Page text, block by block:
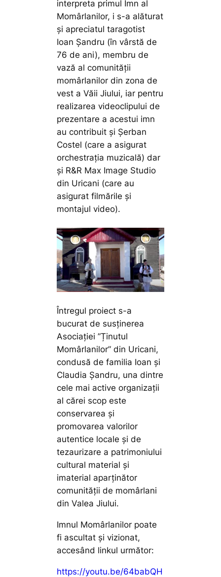
interpreta primul Imn al
Momârlanilor, i s-a alăturat
și apreciatul taragotist
Ioan Șandru (în vârstă de
76 de ani), membru de
vază al comunității
momârlanilor din zona de
vest a Văii Jiului, iar pentru
realizarea videoclipului de
prezentare a acestui imn
au contribuit și Șerban
Costel (care a asigurat
orchestrația muzicală) dar
și R&R Max Image Studio
din Uricani (care au
asigurat filmările și
montajul video).
Întregul proiect s-a
bucurat de susținerea
Asociației ”Ținutul
Momârlanilor” din Uricani,
condusă de familia Ioan și
Claudia Șandru, una dintre
cele mai active organizații
al cărei scop este
conservarea și
promovarea valorilor
autentice locale și de
tezaurizare a patrimoniului
cultural material şi
imaterial aparţinător
comunităţii de momârlani
din Valea Jiului.
Imnul Momârlanilor poate
fi ascultat și vizionat,
accesând linkul următor:
https://youtu.be/64babQH